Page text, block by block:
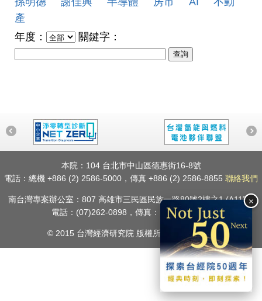
×
產
年度：
關鍵字：
本院：104 台北市中山區德惠街16-8號
電話：總機 +886 (2) 2586-5000，傳真 +886 (2) 2586-8855 聯絡我們
南台灣專案辦公室：807 高雄市三民區民族一路80號2樓之1 (A11室)
電話：(07)262-0898，傳真：(07)398-3703
© 2015 台灣經濟研究院 版權所有. 隱私權聲明